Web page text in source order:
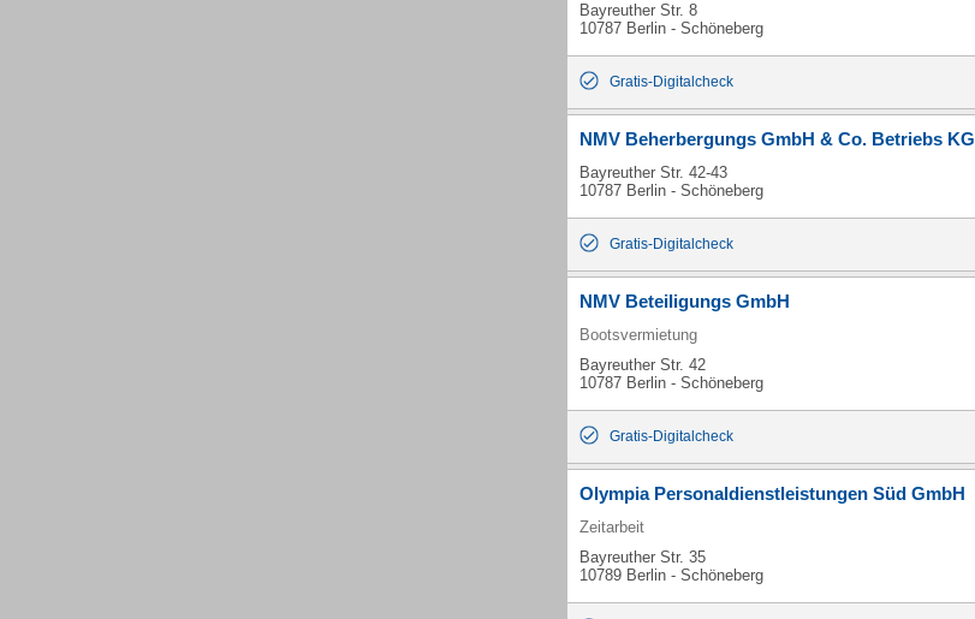
Bayreuther Str. 8
10787 Berlin - Schöneberg
Gratis-Digitalcheck
NMV Beherbergungs GmbH & Co. Betriebs KG
Bayreuther Str. 42-43
10787 Berlin - Schöneberg
Gratis-Digitalcheck
NMV Beteiligungs GmbH
Bootsvermietung
Bayreuther Str. 42
10787 Berlin - Schöneberg
Gratis-Digitalcheck
Olympia Personaldienstleistungen Süd GmbH
Zeitarbeit
Bayreuther Str. 35
10789 Berlin - Schöneberg